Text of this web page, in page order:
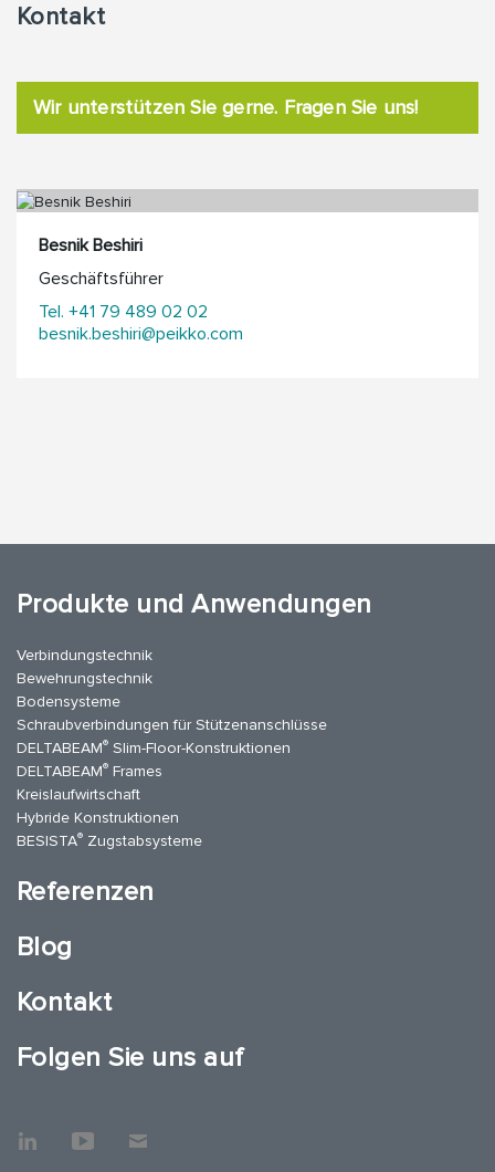
Kontakt
Wir unterstützen Sie gerne. Fragen Sie uns!
Besnik Beshiri
Geschäftsführer
Tel. +41 79 489 02 02
besnik.beshiri@peikko.com
Produkte und Anwendungen
Verbindungstechnik
Bewehrungstechnik
Bodensysteme
Schraubverbindungen für Stützenanschlüsse
DELTABEAM® Slim-Floor-Konstruktionen
DELTABEAM® Frames
Kreislaufwirtschaft
Hybride Konstruktionen
BESISTA® Zugstabsysteme
Referenzen
Blog
Kontakt
Folgen Sie uns auf